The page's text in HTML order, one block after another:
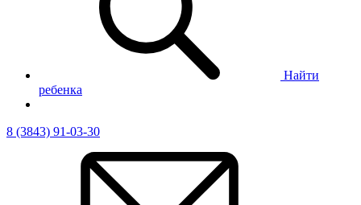
Найти
ребенка
8 (3843) 91-03-30